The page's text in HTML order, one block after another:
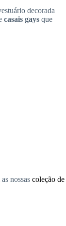
decorada
casais gays que
nossas coleção de